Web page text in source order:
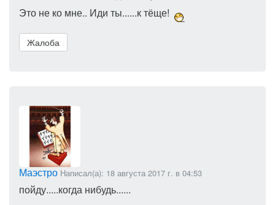
Это не ко мне.. Иди ты......к тёще!
Жалоба
Маэстро Написал(а): 18 августа 2017 г. в 04:53
пойду.....когда нибудь......